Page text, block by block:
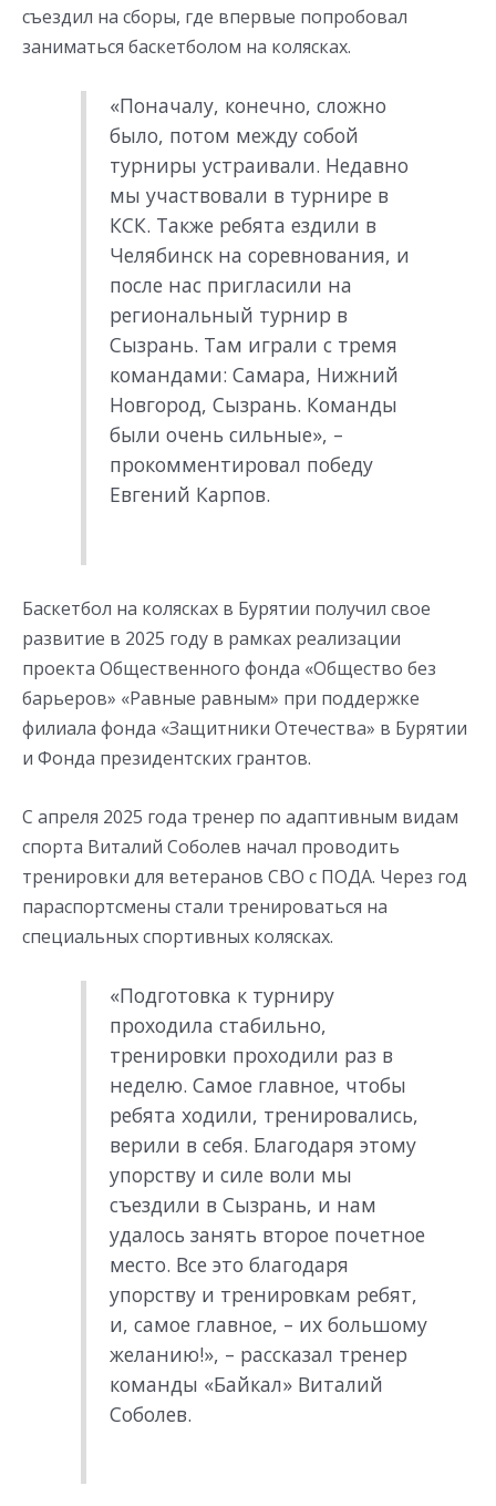
съездил на сборы, где впервые попробовал
заниматься баскетболом на колясках.
«Поначалу, конечно, сложно
было, потом между собой
турниры устраивали. Недавно
мы участвовали в турнире в
КСК. Также ребята ездили в
Челябинск на соревнования, и
после нас пригласили на
региональный турнир в
Сызрань. Там играли с тремя
командами: Самара, Нижний
Новгород, Сызрань. Команды
были очень сильные», –
прокомментировал победу
Евгений Карпов.
Баскетбол на колясках в Бурятии получил свое
развитие в 2025 году в рамках реализации
проекта Общественного фонда «Общество без
барьеров» «Равные равным» при поддержке
филиала фонда «Защитники Отечества» в Бурятии
и Фонда президентских грантов.
С апреля 2025 года тренер по адаптивным видам
спорта Виталий Соболев начал проводить
тренировки для ветеранов СВО с ПОДА. Через год
параспортсмены стали тренироваться на
специальных спортивных колясках.
«Подготовка к турниру
проходила стабильно,
тренировки проходили раз в
неделю. Самое главное, чтобы
ребята ходили, тренировались,
верили в себя. Благодаря этому
упорству и силе воли мы
съездили в Сызрань, и нам
удалось занять второе почетное
место. Все это благодаря
упорству и тренировкам ребят,
и, самое главное, – их большому
желанию!», – рассказал тренер
команды «Байкал» Виталий
Соболев.